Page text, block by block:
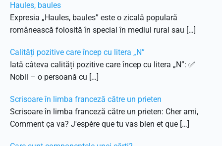
Haules, baules
Expresia „Haules, baules” este o zicală populară
românească folosită în special în mediul rural sau […]
Calități pozitive care încep cu litera „N”
Iată câteva calități pozitive care încep cu litera „N”: ✅
Nobil – o persoană cu […]
Scrisoare în limba franceză către un prieten
Scrisoare în limba franceză către un prieten: Cher ami,
Comment ça va? J'espère que tu vas bien et que […]